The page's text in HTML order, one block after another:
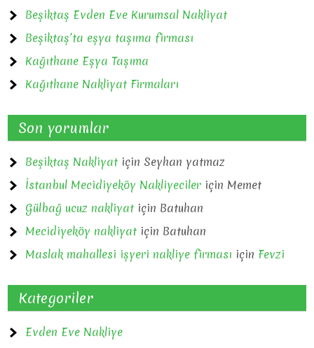
Beşiktaş Evden Eve Kurumsal Nakliyat
Beşiktaş’ta eşya taşıma firması
Kağıthane Eşya Taşıma
Kağıthane Nakliyat Firmaları
Son yorumlar
Beşiktaş Nakliyat için Seyhan yatmaz
İstanbul Mecidiyeköy Nakliyeciler için Memet
Gülbağ ucuz nakliyat için Batuhan
Mecidiyeköy nakliyat için Batuhan
Maslak mahallesi işyeri nakliye firması için Fevzi
Kategoriler
Evden Eve Nakliye